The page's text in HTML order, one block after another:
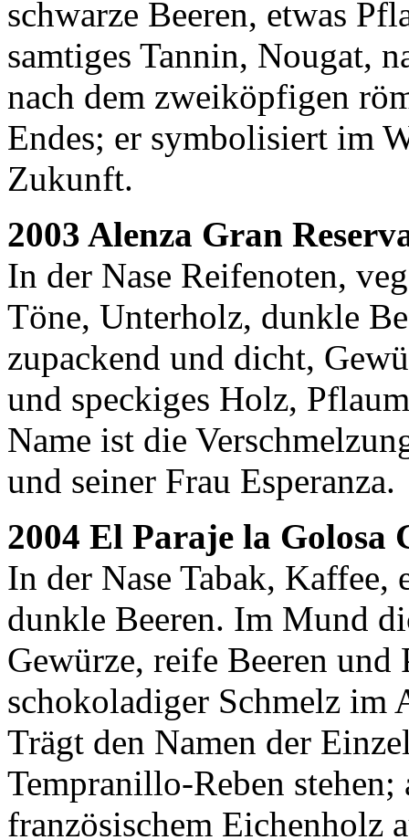
schwarze Beeren, etwas
samtiges Tannin, Nougat,
nach dem zweiköpfigen
Endes; er symbolisiert im
Zukunft.
2003 Alenza Gran
In der Nase Reifenoten,
Töne, Unterholz, dunkle
zupackend und dicht,
und speckiges Holz,
Name ist die
und seiner Frau Esperanza.
2004 El Paraje la
In der Nase Tabak,
dunkle Beeren. Im Mund
Gewürze, reife Beeren
schokoladiger Schmelz im
Trägt den Namen der
Tempranillo-Reben
französischem Eichenholz